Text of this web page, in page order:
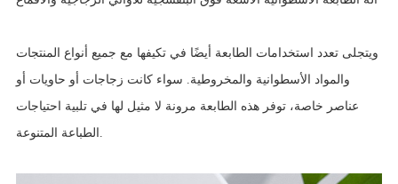
ويتجلى تعدد استخدامات الطابعة أيضًا في تكيفها مع جميع أنواع المنتجات
والمواد الأسطوانية والمخروطية. سواء كانت زجاجات أو حاويات أو
عناصر خاصة، توفر هذه الطابعة مرونة لا مثيل لها في تلبية احتياجات
الطباعة المتنوعة.